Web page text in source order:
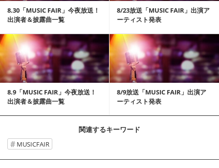
8.30「MUSIC FAIR」今夜放送！
出演者＆披露曲一覧
8/23放送「MUSIC FAIR」出演ア
ーティスト発表
8.9「MUSIC FAIR」今夜放送！
出演者＆披露曲一覧
8/9放送「MUSIC FAIR」出演ア
ーティスト発表
記事を読む
関連するキーワード
MUSICFAIR